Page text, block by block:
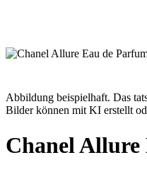
Abbildung beispielhaft. Das
Bilder können mit KI erstellt
Chanel Allure